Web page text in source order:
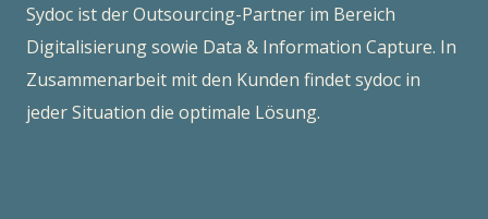
Sydoc ist der Outsourcing-Partner im Bereich
Digitalisierung sowie Data & Information Capture. In
Zusammenarbeit mit den Kunden findet sydoc in
jeder Situation die optimale Lösung.